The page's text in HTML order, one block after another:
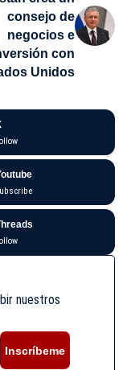
consejo de
negocios e
con
Unidos
nuestros
Inscríbeme